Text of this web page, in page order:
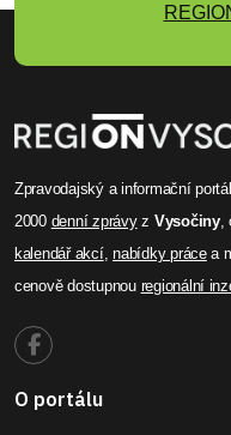
Zpravodajský a informační
2000 denní zprávyz Vysočiny,
kalendář akcí,nabídky prácea
cenově dostupnou regionální
O portálu